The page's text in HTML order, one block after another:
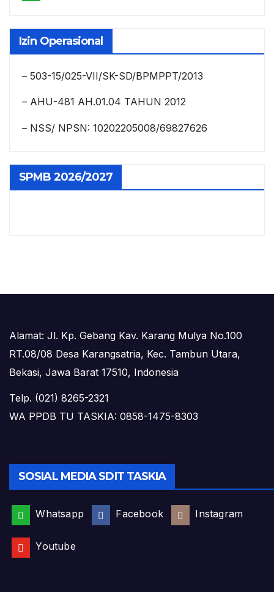
Izin Operasional
– 503-15/025-VII/SK-SD/BPMPPT/2013
– AHU-481 AH.01.04 TAHUN 2012
– NSS/ NPSN: 10202205008/69827626
SPMB 2026/2027
Alamat: Jl. Kp. Gebang Kav. Karang Mulya No.100
RT.08/08 Desa Karangsatria, Kec. Tambun Utara,
Bekasi, Jawa Barat 17510, Indonesia
Telp. (021) 8265-2321
WA PPDB TU TASKIA: 0858-1475-8303
SOSIAL MEDIA SDIT TASKIA
Whatsapp Facebook Instagram
Youtube